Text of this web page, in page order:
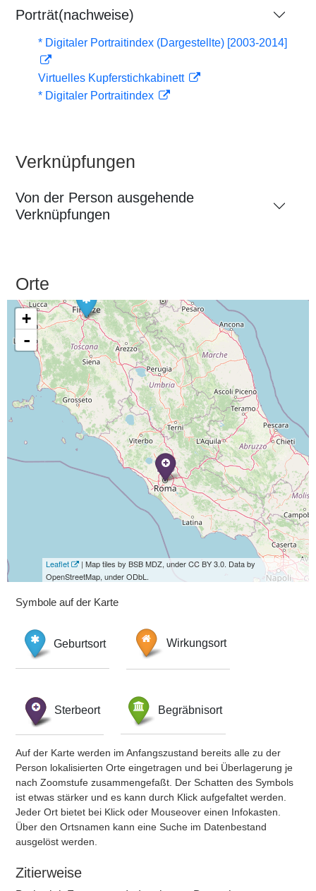
Porträt(nachweise)
* Digitaler Portraitindex (Dargestellte) [2003-2014]
Virtuelles Kupferstichkabinett
* Digitaler Portraitindex
Verknüpfungen
Von der Person ausgehende
Verknüpfungen
Orte
+
-
Leaflet
| Map tiles by BSB MDZ, under CC BY 3.0. Data by
OpenStreetMap, under ODbL.
Symbole auf der Karte
Geburtsort Wirkungsort
Sterbeort Begräbnisort
Auf der Karte werden im Anfangszustand bereits alle zu der
Person lokalisierten Orte eingetragen und bei Überlagerung je
nach Zoomstufe zusammengefaßt. Der Schatten des Symbols
ist etwas stärker und es kann durch Klick aufgefaltet werden.
Jeder Ort bietet bei Klick oder Mouseover einen Infokasten.
Über den Ortsnamen kann eine Suche im Datenbestand
ausgelöst werden.
Zitierweise